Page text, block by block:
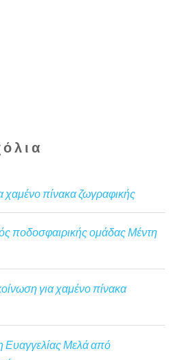
χαμένο πίνακα ζωγραφικής
ποδοσφαιρικής ομάδας Μέντη
για χαμένο πίνακα
Ευαγγελίας Μελά από